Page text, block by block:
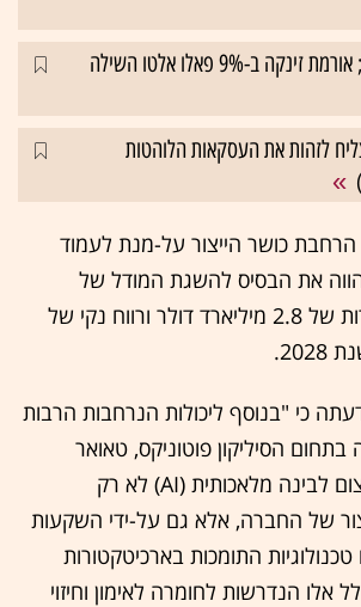
נעילה חיובית בת"א; אורמת זינקה ב-9% פאלו אלטו השילה
לזהות את העסקאות הלוהטות
)
הרחבת כושר הייצור על-מנת לעמוד
את הבסיס להשגת המודל של
טאואר, שכולל מכירות של 2.8 מיליארד דולר ורווח נקי של
כי "בנוסף ליכולות הנרחבות הרבות
הסיליקון פוטוניקס, טאואר
תומכת בביקוש העצום לבינה מלאכותית (AI) לא רק
של החברה, אלא גם על-ידי השקעות
התומכות בארכיטקטורות
אלו הנדרשות לחומרה לאימון וחיזוי